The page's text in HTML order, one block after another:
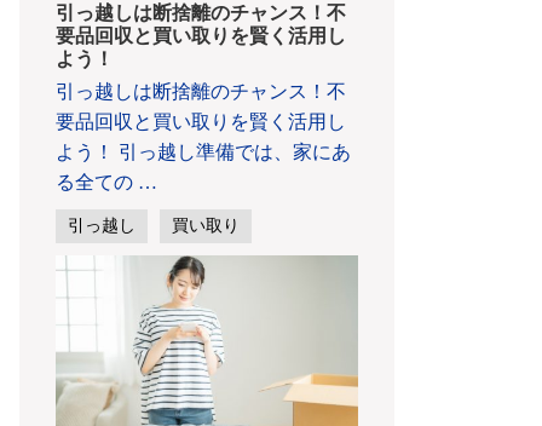
引っ越しは断捨離のチャンス！不
要品回収と買い取りを賢く活用し
よう！
引っ越しは断捨離のチャンス！不
要品回収と買い取りを賢く活用し
よう！ 引っ越し準備では、家にあ
る全ての …
引っ越し 買い取り